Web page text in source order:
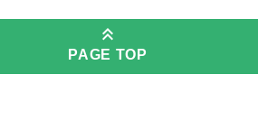
PAGE TOP